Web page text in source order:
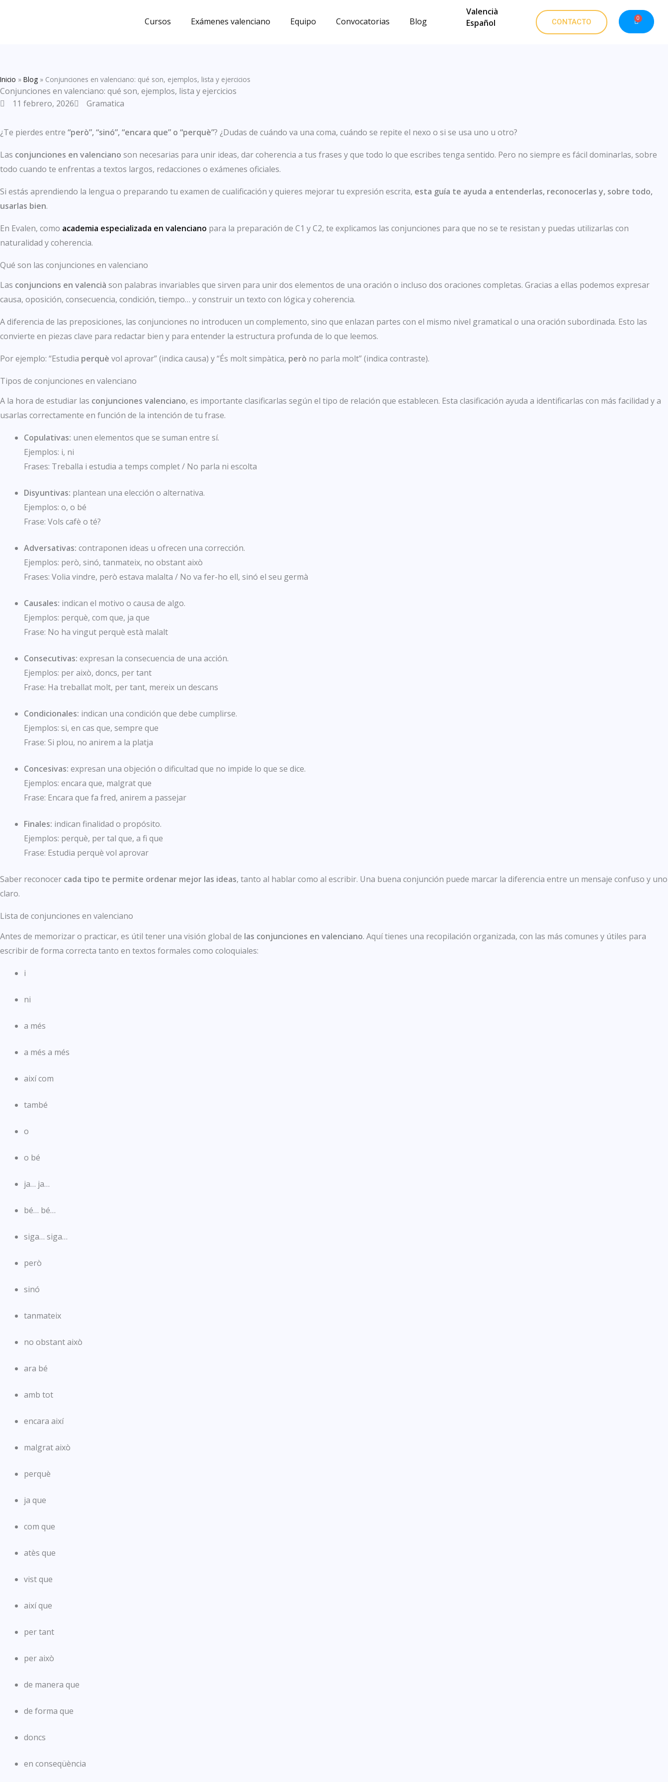
Cursos Exámenes valenciano Equipo Convocatorias Blog
Valencià
Español
CONTACTO 0
Carrito
Inicio » Blog » Conjunciones en valenciano: qué son, ejemplos, lista y ejercicios
Conjunciones en valenciano: qué son, ejemplos, lista y ejercicios
11 febrero, 2026
Gramatica
¿Te pierdes entre “però”, “sinó”, “encara que” o “perquè”? ¿Dudas de cuándo va una coma, cuándo se repite el nexo o si se usa uno u otro?
Las conjunciones en valenciano son necesarias para unir ideas, dar coherencia a tus frases y que todo lo que escribes tenga sentido. Pero no siempre es fácil dominarlas, sobre
todo cuando te enfrentas a textos largos, redacciones o exámenes oficiales.
Si estás aprendiendo la lengua o preparando tu examen de cualificación y quieres mejorar tu expresión escrita, esta guía te ayuda a entenderlas, reconocerlas y, sobre todo,
usarlas bien.
En Evalen, como academia especializada en valenciano para la preparación de C1 y C2, te explicamos las conjunciones para que no se te resistan y puedas utilizarlas con
naturalidad y coherencia.
Qué son las conjunciones en valenciano
Las conjuncions en valencià son palabras invariables que sirven para unir dos elementos de una oración o incluso dos oraciones completas. Gracias a ellas podemos expresar
causa, oposición, consecuencia, condición, tiempo… y construir un texto con lógica y coherencia.
A diferencia de las preposiciones, las conjunciones no introducen un complemento, sino que enlazan partes con el mismo nivel gramatical o una oración subordinada. Esto las
convierte en piezas clave para redactar bien y para entender la estructura profunda de lo que leemos.
Por ejemplo: “Estudia perquè vol aprovar” (indica causa) y “És molt simpàtica, però no parla molt” (indica contraste).
Tipos de conjunciones en valenciano
A la hora de estudiar las conjunciones valenciano, es importante clasificarlas según el tipo de relación que establecen. Esta clasificación ayuda a identificarlas con más facilidad y a
usarlas correctamente en función de la intención de tu frase.
Copulativas: unen elementos que se suman entre sí.
Ejemplos: i, ni
Frases: Treballa i estudia a temps complet / No parla ni escolta
Disyuntivas: plantean una elección o alternativa.
Ejemplos: o, o bé
Frase: Vols cafè o té?
Adversativas: contraponen ideas u ofrecen una corrección.
Ejemplos: però, sinó, tanmateix, no obstant això
Frases: Volia vindre, però estava malalta / No va fer-ho ell, sinó el seu germà
Causales: indican el motivo o causa de algo.
Ejemplos: perquè, com que, ja que
Frase: No ha vingut perquè està malalt
Consecutivas: expresan la consecuencia de una acción.
Ejemplos: per això, doncs, per tant
Frase: Ha treballat molt, per tant, mereix un descans
Condicionales: indican una condición que debe cumplirse.
Ejemplos: si, en cas que, sempre que
Frase: Si plou, no anirem a la platja
Concesivas: expresan una objeción o dificultad que no impide lo que se dice.
Ejemplos: encara que, malgrat que
Frase: Encara que fa fred, anirem a passejar
Finales: indican finalidad o propósito.
Ejemplos: perquè, per tal que, a fi que
Frase: Estudia perquè vol aprovar
Saber reconocer cada tipo te permite ordenar mejor las ideas, tanto al hablar como al escribir. Una buena conjunción puede marcar la diferencia entre un mensaje confuso y uno
claro.
Lista de conjunciones en valenciano
Antes de memorizar o practicar, es útil tener una visión global de las conjunciones en valenciano. Aquí tienes una recopilación organizada, con las más comunes y útiles para
escribir de forma correcta tanto en textos formales como coloquiales:
i
ni
a més
a més a més
així com
també
o
o bé
ja… ja…
bé… bé…
siga… siga…
però
sinó
tanmateix
no obstant això
ara bé
amb tot
encara així
malgrat això
perquè
ja que
com que
atès que
vist que
així que
per tant
per això
de manera que
de forma que
doncs
en conseqüència